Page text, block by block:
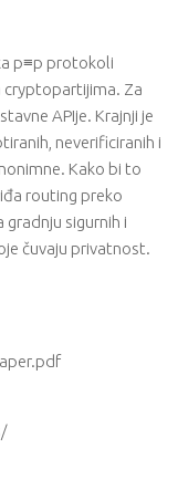
p≡p protokoli
cryptopartijima. Za
APIje. Krajnji je
neverificiranih i
Kako bi to
routing preko
sigurnih i
čuvaju privatnost.